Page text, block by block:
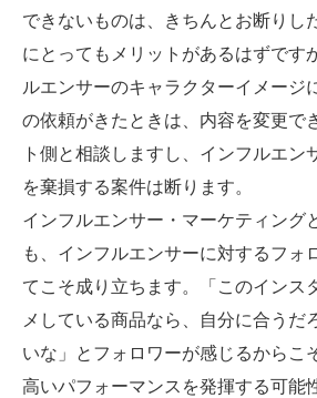
できないものは、きちんとお断りし
にとってもメリットがあるはずです
ルエンサーのキャラクターイメージ
の依頼がきたときは、内容を変更で
ト側と相談しますし、インフルエン
を棄損する案件は断ります。
インフルエンサー・マーケティング
も、インフルエンサーに対するフォ
てこそ成り立ちます。「このインス
メしている商品なら、自分に合うだ
いな」とフォロワーが感じるからこ
高いパフォーマンスを発揮する可能